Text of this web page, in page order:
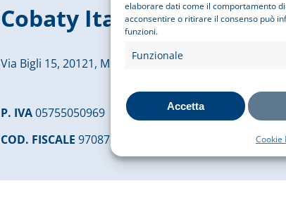
elaborare dati come il comportamento
acconsentire o ritirare il consenso può
funzioni.
Funzionale
Accetta
Cookie
Cobaty Italia
Via Bigli 15, 20121, Milano
P. IVA05755050969
COD. FISCALE 97087610156